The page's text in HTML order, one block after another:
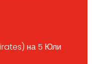
на 5 Юли